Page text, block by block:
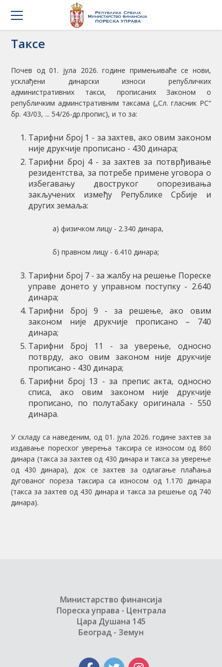
Таксе
Почев од 01. јула 2026. године примењиваће се нови,
усклађени динарски износи републичких
административних такси, прописаних Законом о
републичким админстративним таксама („Сл. гласник РС“
бр. 43/03, ... 54/26-др.пропис), и то за:
Тарифни број 1 - за захтев, ако овим законом
није друкчије прописано - 430 динара;
Тарифни број 4 - за захтев за потврђивање
резидентства, за потребе примене уговора о
избегавању двоструког опорезивања
закључених између Републике Србије и
других земаља:
а) физичком лицу - 2.340 динара,
б) правном лицу - 6.410 динара;
Тарифни број 7 - за жалбу на решење Пореске
управе донето у управном поступку - 2.640
динара;
Тарифни број 9 - за решење, ако овим
законом није друкчије прописано – 740
динара;
Тарифни број 11 - за уверење, односно
потврду, ако овим законом није друкчије
прописано - 430 динара;
Тарифни број 13 - за препис акта, односно
списа, ако овим законом није друкчије
прописано, по полутабаку оригинала - 550
динара.
У складу са наведеним, од 01. јула 2026. године захтев за
издавање пореског уверења таксира се износом од 860
динара (такса за захтев од 430 динара и такса за уверење
од 430 динара), док се захтев за одлагање плаћања
дугованог пореза таксира са износом од 1.170 динара
(такса за захтев од 430 динара и такса за решење од 740
динара).
Министарство финансија
Пореска управа - Централа
Цара Душана 145
Београд - Земун